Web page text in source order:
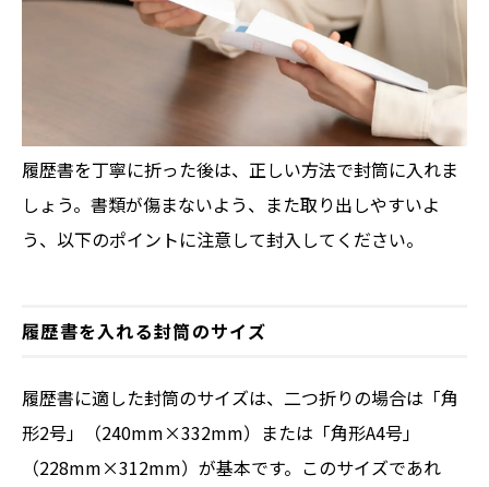
履歴書を丁寧に折った後は、正しい方法で封筒に入れま
しょう。書類が傷まないよう、また取り出しやすいよ
う、以下のポイントに注意して封入してください。
履歴書を入れる封筒のサイズ
履歴書に適した封筒のサイズは、二つ折りの場合は「角
形2号」（240mm×332mm）または「角形A4号」
（228mm×312mm）が基本です。このサイズであれ